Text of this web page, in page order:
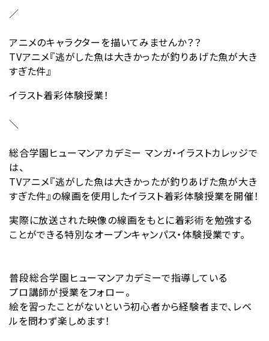
／
アニメのキャラクターを描いてみませんか？？
TVアニメ『逃がした魚は大きかったが釣りあげた魚が大き
すぎた件』
イラスト着彩体験授業！
＼
総合学園ヒューマンアカデミー マンガ・イラストカレッジで
は、
TVアニメ『逃がした魚は大きかったが釣りあげた魚が大き
すぎた件』の線画を使用したイラスト着彩体験授業を開催！
実際に放送された映像の線画をもとに着彩術を勉強する
ことができる特別なオープンキャンパス・体験授業です。
普段総合学園ヒューマンアカデミーで指導している
プロ講師が授業をフォロー。
絵を習ったことがないという初心者から経験者まで、レベ
ルを問わず楽しめます！